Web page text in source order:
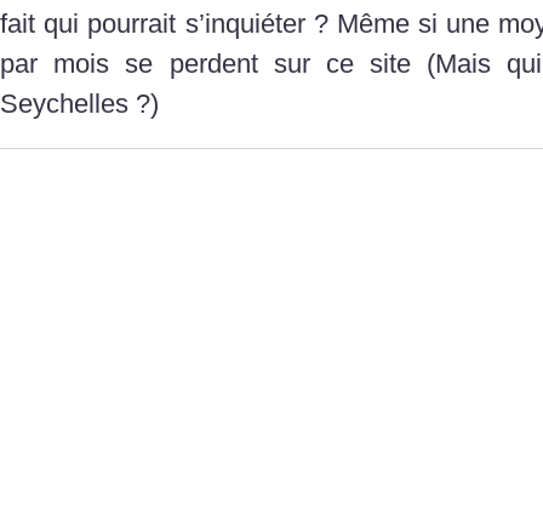
fait qui pourrait s’inquiéter ? Même si une
par mois se perdent sur ce site (Mais
Seychelles ?)